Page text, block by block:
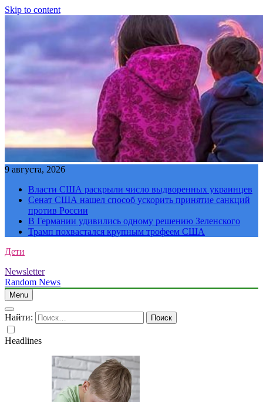
Skip to content
9 августа, 2026
Власти США раскрыли число выдворенных украинцев
Сенат США нашел способ ускорить принятие санкций
против России
В Германии удивились одному решению Зеленского
Трамп похвастался крупным трофеем США
Дети
Newsletter
Random News
Menu
Найти:
Headlines